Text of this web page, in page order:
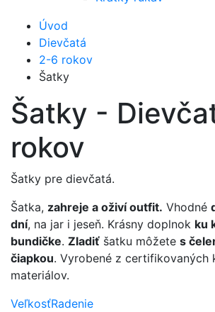
Úvod
Dievčatá
2-6 rokov
Šatky
Šatky -
rokov
Šatky pre dievčatá.
Šatka, zahreje a oživí outfit. Vhodné
dní, na jar i jeseň. Krásny doplnok ku
bundičke. Zladiť šatku môžete s
čiapkou. Vyrobené z certifikovaných
materiálov.
VeľkosťRadenie